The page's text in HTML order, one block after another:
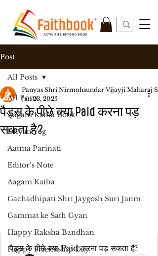
Post
All Posts
Aagam Katha Book
Dhyan Yog
Aatma Parinati
Editor’s Note
Aagam Katha
Gachadhipati Shri Jaygosh Suri Janm
Gammat ke Sath Gyan
Happy Raksha Bandhan
Happy Friendship Day
All Posts
पैड्स के पीछे क्या Paid करना पड़
सकता है?
Panyas Shri Nirmohsundar Vijayji Maharaj
Jan 23, 2025
पैड्स के पीछे क्या Paid करना पड़ सकता है?